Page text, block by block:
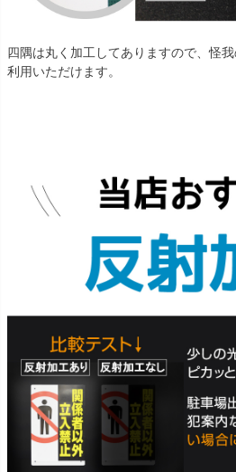
四隅は丸く加工してありますので、怪
利用いただけます。